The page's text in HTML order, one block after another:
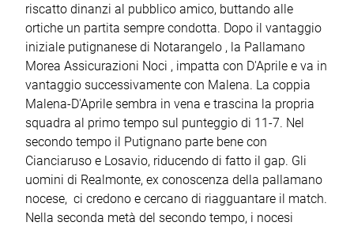
riscatto dinanzi al pubblico amico, buttando alle
ortiche un partita sempre condotta. Dopo il vantaggio
iniziale putignanese di Notarangelo , la Pallamano
Morea Assicurazioni Noci , impatta con D'Aprile e va in
vantaggio successivamente con Malena. La coppia
Malena-D'Aprile sembra in vena e trascina la propria
squadra al primo tempo sul punteggio di 11-7. Nel
secondo tempo il Putignano parte bene con
Cianciaruso e Losavio, riducendo di fatto il gap. Gli
uomini di Realmonte, ex conoscenza della pallamano
nocese, ci credono e cercano di riagguantare il match.
Nella seconda metà del secondo tempo, i nocesi